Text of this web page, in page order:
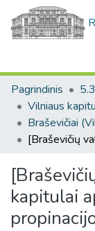
Pagrindinis
kapitulai